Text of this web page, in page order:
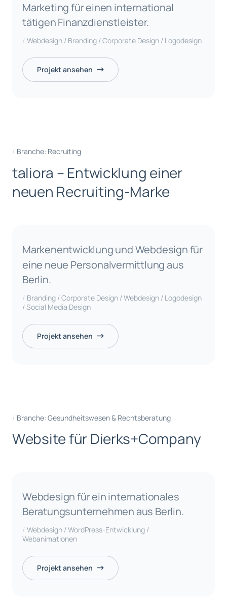
Marketing für einen international
tätigen Finanzdienstleister.
Webdesign / Branding / Corporate Design / Logodesign
Projekt ansehen
Branche: Recruiting
taliora – Entwicklung einer
neuen Recruiting-Marke
Markenentwicklung und Webdesign für
eine neue Personalvermittlung aus
Berlin.
Branding / Corporate Design / Webdesign / Logodesign
/ Social Media Design
Projekt ansehen
Branche: Gesundheitswesen & Rechtsberatung
Websitefür Dierks+Company
Webdesign für ein internationales
Beratungsunternehmen aus Berlin.
Webdesign / WordPress-Entwicklung /
Webanimationen
Projekt ansehen